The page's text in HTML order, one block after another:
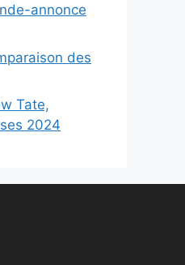
annonce
des
Tate,
2024